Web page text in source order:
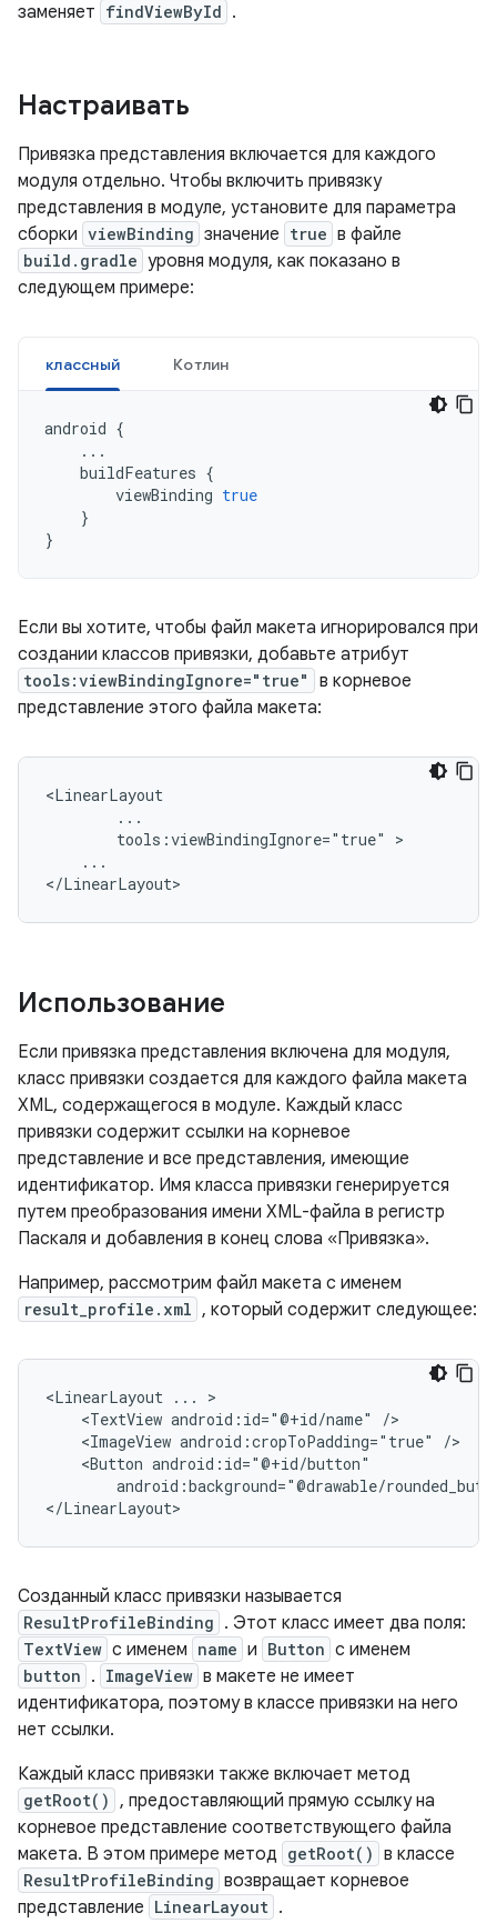
заменяет findViewById .
Настраивать
Привязка представления включается для каждого
модуля отдельно. Чтобы включить привязку
представления в модуле, установите для параметра
сборки viewBinding значение true в файле
build.gradle уровня модуля, как показано в
следующем примере:
классный Котлин
android {
...
buildFeatures {
viewBinding true
}
}
Если вы хотите, чтобы файл макета игнорировался при
создании классов привязки, добавьте атрибут
tools:viewBindingIgnore="true"
в корневое
представление этого файла макета:
tools:viewBindingIgnore="true"
...
Использование
Если привязка представления включена для модуля,
класс привязки создается для каждого файла макета
XML, содержащегося в модуле. Каждый класс
привязки содержит ссылки на корневое
представление и все представления, имеющие
идентификатор. Имя класса привязки генерируется
путем преобразования имени XML-файла в регистр
Паскаля и добавления в конец слова «Привязка».
Например, рассмотрим файл макета с именем
result_profile.xml , который содержит следующее:
<LinearLayout ...
<TextView android:id="@+id/name"
<ImageView android:cropToPadding="true"
<Button
android:background="@drawable/
Созданный класс привязки называется
ResultProfileBinding . Этот класс имеет два поля:
TextView с именем name и Button с именем
button . ImageView в макете не имеет
идентификатора, поэтому в классе привязки на него
нет ссылки.
Каждый класс привязки также включает метод
getRoot() , предоставляющий прямую ссылку на
корневое представление соответствующего файла
макета. В этом примере метод getRoot() в классе
ResultProfileBinding возвращает корневое
представление LinearLayout .